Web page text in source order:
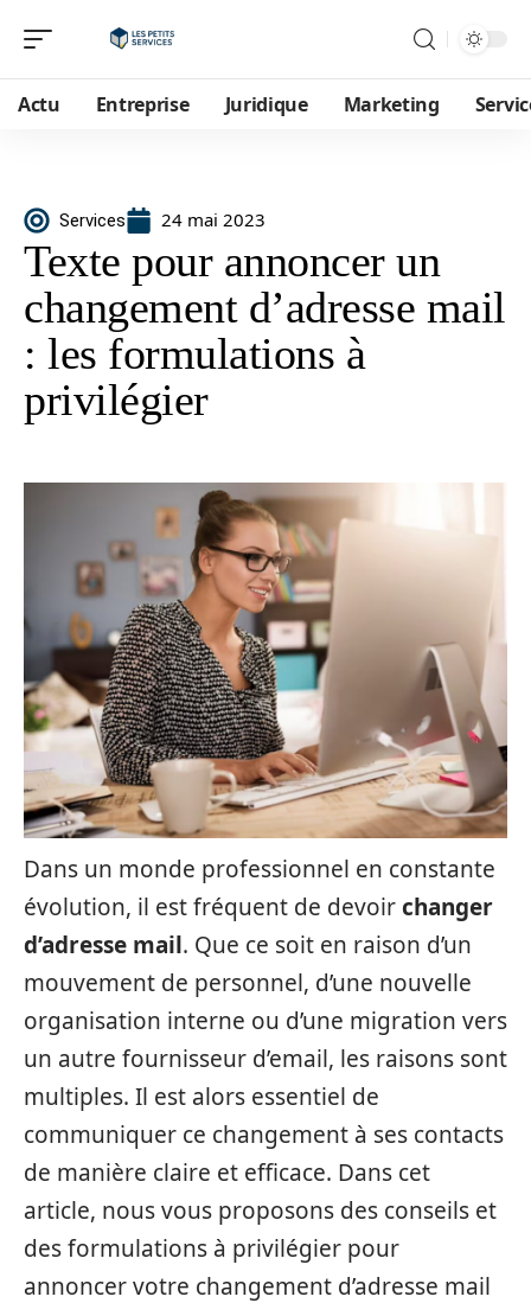
Actu Entreprise Juridique Marketing
Services 24 mai 2023
Texte pour annoncer un
changement d’adresse mail
: les formulations à
privilégier
Dans un monde professionnel en constante
évolution, il est fréquent de devoirchanger
d’adresse mail. Que ce soit en raison d’un
mouvement de personnel, d’une nouvelle
organisation interne ou d’une migration vers
un autre fournisseur d’email, les raisons sont
multiples. Il est alors essentiel de
communiquer ce changement à ses contacts
de manière claire et efficace. Dans cet
article, nous vous proposons des conseils et
des formulations à privilégier pour
annoncer votre changement d’adresse mail